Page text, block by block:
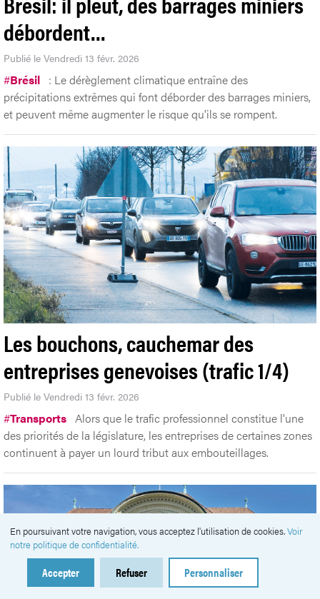
débordent…
Publié le Vendredi 13 févr. 2026
#Brésil : Le dérèglement climatique entraîne des
précipitations extrêmes qui font déborder des barrages miniers,
et peuvent même augmenter le risque qu'ils se rompent.
Les bouchons, cauchemar des
entreprises genevoises (trafic 1/4)
Publié le Vendredi 13 févr. 2026
#Transports Alors que le trafic professionnel constitue l'une
des priorités de la législature, les entreprises de certaines zones
continuent à payer un lourd tribut aux embouteillages.
En poursuivant votre navigation, vous acceptez l'utilisation de cookies.Voir
notre politique de confidentialité.
Accepter Refuser Personnaliser